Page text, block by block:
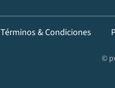
Términos & Condiciones
©